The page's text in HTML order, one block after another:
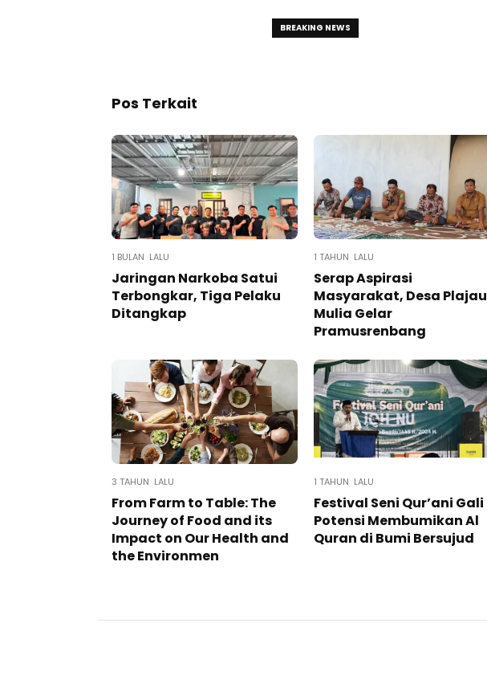
BREAKING NEWS
Pos Terkait
1 BULAN LALU
Jaringan Narkoba Satui
Terbongkar, Tiga Pelaku
Ditangkap
1 TAHUN LALU
Serap Aspirasi
Masyarakat, Desa Plajau
Mulia Gelar
Pramusrenbang
3 TAHUN LALU
From Farm to Table: The
Journey of Food and its
Impact on Our Health and
the Environmen
1 TAHUN LALU
Festival Seni Qur’ani Gali
Potensi Membumikan Al
Quran di Bumi Bersujud